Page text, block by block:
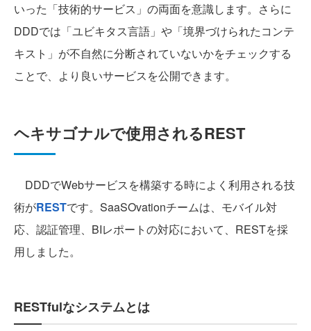
いった「技術的サービス」の両面を意識します。さらに
DDDでは「ユビキタス言語」や「境界づけられたコンテ
キスト」が不自然に分断されていないかをチェックする
ことで、より良いサービスを公開できます。
ヘキサゴナルで使用されるREST
DDDでWebサービスを構築する時によく利用される技
術がRESTです。SaaSOvationチームは、モバイル対
応、認証管理、BIレポートの対応において、RESTを採
用しました。
RESTfulなシステムとは